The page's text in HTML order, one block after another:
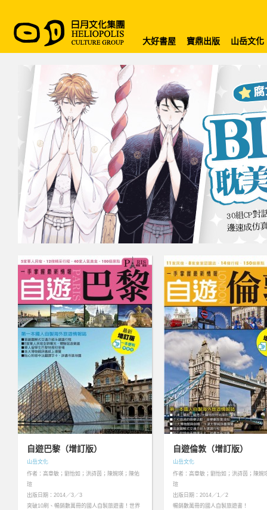
大好書屋 寶鼎出版 山岳文化
自遊巴黎（增訂版）
山岳文化
作者：高章敏；劉怡如；洪詩茵；陳婉瑛；陳佑
瑄
出版日期：2014／3／3
突破10刷、暢銷數萬冊的國人自製旅遊書！世界
自遊倫敦（增訂版）
山岳文化
作者：高章敏；劉怡如；洪詩茵；陳婉
瑄
出版日期：2014／1／2
暢銷數萬冊的國人自製旅遊書！